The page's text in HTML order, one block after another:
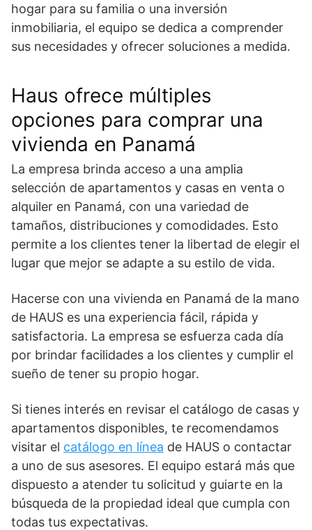
hogar para su familia o una inversión
inmobiliaria, el equipo se dedica a comprender
sus necesidades y ofrecer soluciones a medida.
Haus ofrece múltiples
opciones para comprar una
vivienda en Panamá
La empresa brinda acceso a una amplia
selección de apartamentos y casas en venta o
alquiler en Panamá, con una variedad de
tamaños, distribuciones y comodidades. Esto
permite a los clientes tener la libertad de elegir el
lugar que mejor se adapte a su estilo de vida.
Hacerse con una vivienda en Panamá de la mano
de HAUS es una experiencia fácil, rápida y
satisfactoria. La empresa se esfuerza cada día
por brindar facilidades a los clientes y cumplir el
sueño de tener su propio hogar.
Si tienes interés en revisar el catálogo de casas y
apartamentos disponibles, te recomendamos
visitar el catálogo en línea de HAUS o contactar
a uno de sus asesores. El equipo estará más que
dispuesto a atender tu solicitud y guiarte en la
búsqueda de la propiedad ideal que cumpla con
todas tus expectativas.